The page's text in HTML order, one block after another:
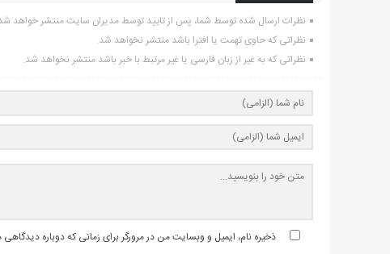
نظرات ارسال شده توسط شما، پس از تایید توسط مدیران سایت منتشر خواهد
نظراتی که حاوی تهمت یا افترا باشد منتشر نخواهد شد.
نظراتی که به غیر از زبان فارسی یا غیر مرتبط با خبر باشد منتشر نخواهد شد.
ذخیره نام، ایمیل و وبسایت من در مرورگر برای زمانی که دوباره